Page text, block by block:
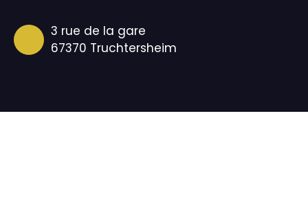
3 rue de la gare
67370 Truchtersheim